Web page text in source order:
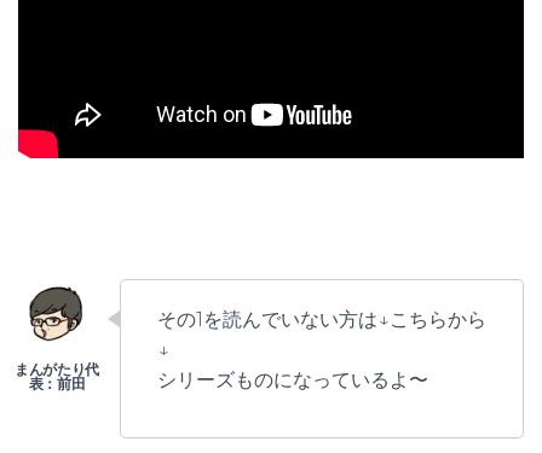
その1を読んでいない方は↓こちらから
↓
シリーズものになっているよ〜